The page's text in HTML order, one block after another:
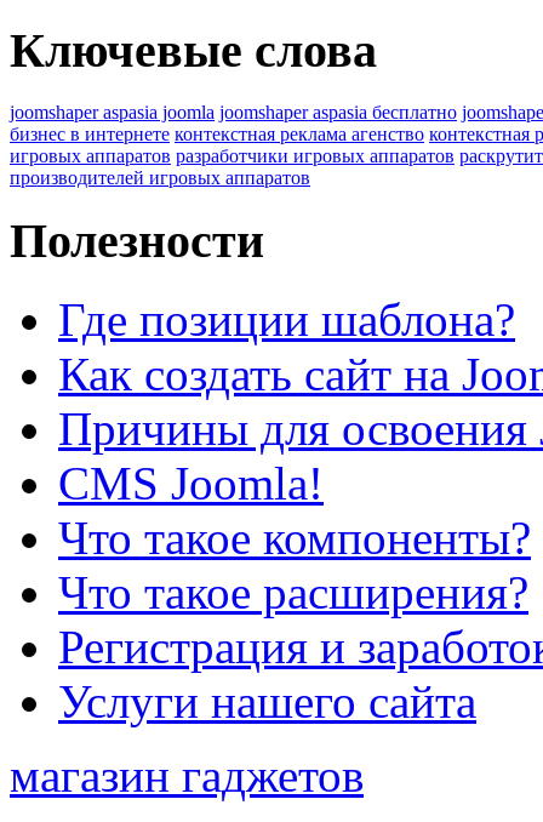
Ключевые слова
joomshaper aspasia joomla joomshaper aspasia бесплатно
бизнес в интернете контекстная реклама агенство контекстная
игровых аппаратов разработчики игровых аппаратов
производителей игровых аппаратов
Полезности
Где позиции шаблона?
Как создать сайт на
Причины для освоения
CMS Joomla!
Что такое компоненты?
Что такое расширения?
Регистрация и
Услуги нашего сайта
магазин гаджетов